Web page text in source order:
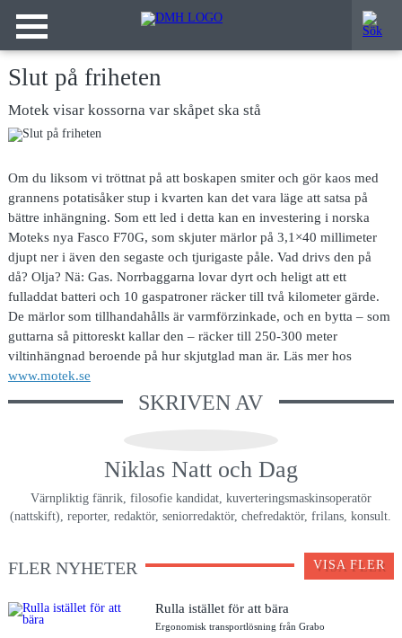
Slut på friheten
Motek visar kossorna var skåpet ska stå
Om du liksom vi tröttnat på att boskapen smiter och gör kaos med
grannens potatisåker stup i kvarten kan det vara läge att satsa på
bättre inhängning. Som ett led i detta kan en investering i norska
Moteks nya Fasco F70G, som skjuter märlor på 3,1×40 millimeter
djupt ner i även den segaste och tjurigaste påle. Vad drivs den på
då? Olja? Nä: Gas. Norrbaggarna lovar dyrt och heligt att ett
fulladdat batteri och 10 gaspatroner räcker till två kilometer gärde.
De märlor som tillhandahålls är varmförzinkade, och en bytta – som
guttarna så pittoreskt kallar den – räcker till 250-300 meter
viltinhängnad beroende på hur skjutglad man är. Läs mer hos
www.motek.se
SKRIVEN AV
Niklas Natt och Dag
Värnpliktig fänrik, filosofie kandidat, kuverteringsmaskinsoperatör
(nattskift), reporter, redaktör, seniorredaktör, chefredaktör, frilans, konsult.
FLER NYHETER VISA FLER
Rulla istället för att bära
Ergonomisk transportlösning från Grabo